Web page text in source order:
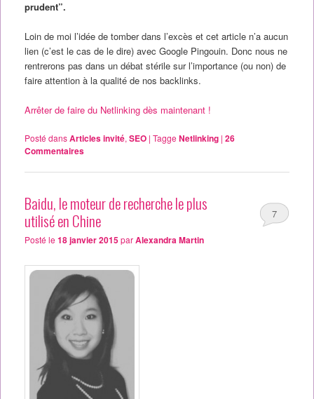
prudent”.
Loin de moi l’idée de tomber dans l’excès et cet article n’a aucun
lien (c’est le cas de le dire) avec Google Pingouin. Donc nous ne
rentrerons pas dans un débat stérile sur l’importance (ou non) de
faire attention à la qualité de nos backlinks.
Arrêter de faire du Netlinking dès maintenant !
Posté dansArticles invité, SEO | Tagge Netlinking | 26
Commentaires
Baidu, le moteur de recherche le plus
utilisé en Chine
Posté le 18 janvier 2015parAlexandra Martin
7